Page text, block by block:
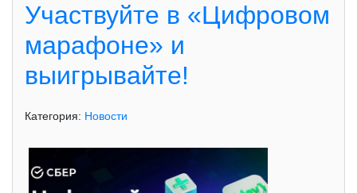
Участвуйте в «Цифровом
марафоне» и
выигрывайте!
Категория: Новости